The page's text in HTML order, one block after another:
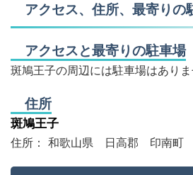
アクセス、住所、最寄りの
アクセスと最寄りの駐車場
斑鳩王子の周辺には駐車場はありま
住所
斑鳩王子
住所： 和歌山県 日高郡 印南町